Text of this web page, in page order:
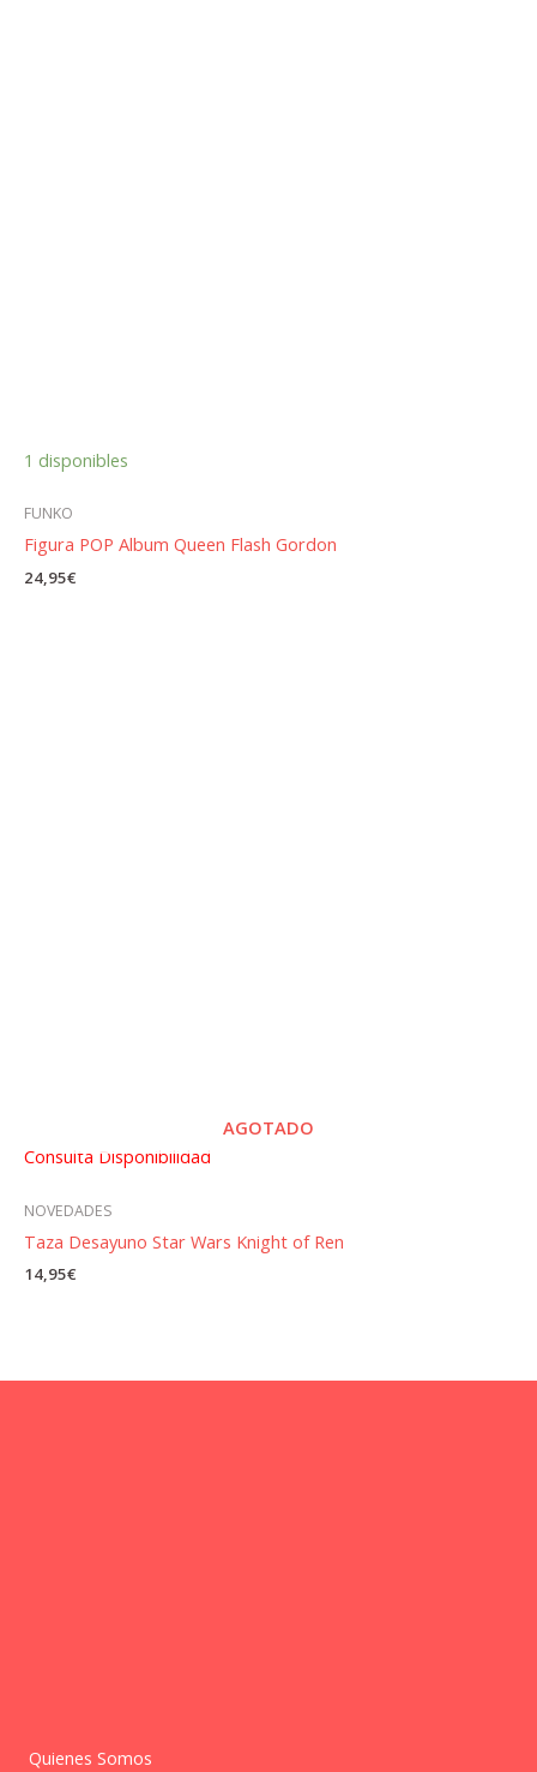
1 disponibles
FUNKO
Figura POP Album Queen Flash Gordon
24,95€
AGOTADO
Consulta Disponibilidad
NOVEDADES
Taza Desayuno Star Wars Knight of Ren
14,95€
Quienes Somos